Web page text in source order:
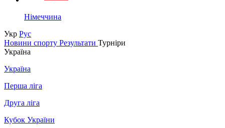
Німеччина
Укр Рус
Новини спорту Результати Турніри
Україна
Україна
Перша ліга
Друга ліга
Кубок України